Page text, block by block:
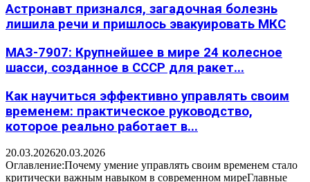
Астронавт признался, загадочная болезнь
лишила речи и пришлось эвакуировать МКС
МАЗ-7907: Крупнейшее в мире 24 колесное
шасси, созданное в СССР для ракет...
Как научиться эффективно управлять своим
временем: практическое руководство,
которое реально работает в...
20.03.202620.03.2026
Оглавление:Почему умение управлять своим временем стало
критически важным навыком в современном миреГлавные